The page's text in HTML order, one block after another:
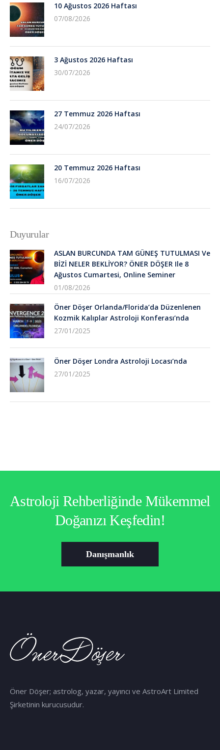
10 Ağustos 2026 Haftası
07/08/2026
3 Ağustos 2026 Haftası
30/07/2026
27 Temmuz 2026 Haftası
24/07/2026
20 Temmuz 2026 Haftası
16/07/2026
Duyurular
ASLAN BURCUNDA TAM GÜNEŞ TUTULMASI Ve
BİZİ NELER BEKLİYOR? ÖNER DÖŞER Ile 8
Ağustos Cumartesi, Online Seminer
01/08/2026
Öner Döşer Orlanda/Florida’da Düzenlenen
Kozmik Kalıplar Astroloji Konferası’nda
27/01/2025
Öner Döşer Londra Astroloji Locası’nda
27/01/2025
Astroloji Rehberliğinde Mükemmel
Doğanızı Keşfedin!
Danışmanlık
Öner Döşer; astrolog, yazar, yayıncı ve AstroArt Limited
Şirketinin kurucusudur.